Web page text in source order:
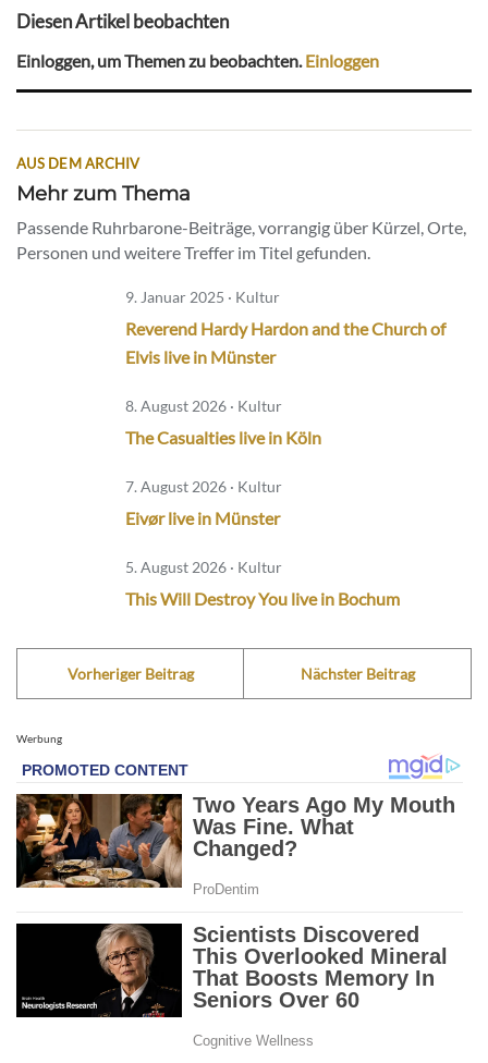
Diesen Artikel beobachten
Einloggen, um Themen zu beobachten. Einloggen
AUS DEM ARCHIV
Mehr zum Thema
Passende Ruhrbarone-Beiträge, vorrangig über Kürzel, Orte,
Personen und weitere Treffer im Titel gefunden.
9. Januar 2025 · Kultur
Reverend Hardy Hardon and the Church of
Elvis live in Münster
8. August 2026 · Kultur
The Casualties live in Köln
7. August 2026 · Kultur
Eivør live in Münster
5. August 2026 · Kultur
This Will Destroy You live in Bochum
Vorheriger Beitrag Nächster Beitrag
Werbung